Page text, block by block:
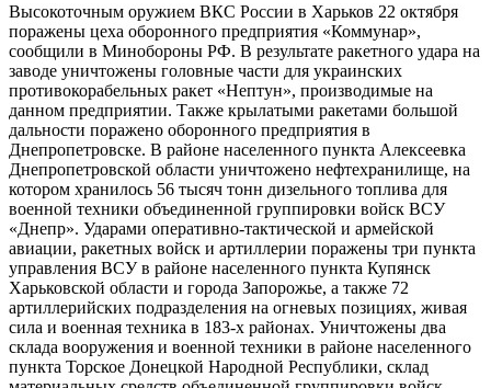
Высокоточным оружием ВКС России в Харьков 22 октября
поражены цеха оборонного предприятия «Коммунар»,
сообщили в Минобороны РФ. В результате ракетного удара на
заводе уничтожены головные части для украинских
противокорабельных ракет «Нептун», производимые на
данном предприятии. Также крылатыми ракетами большой
дальности поражено оборонного предприятия в
Днепропетровске. В районе населенного пункта Алексеевка
Днепропетровской области уничтожено нефтехранилище, на
котором хранилось 56 тысяч тонн дизельного топлива для
военной техники объединенной группировки войск ВСУ
«Днепр». Ударами оперативно-​тактической и армейской
авиации, ракетных войск и артиллерии поражены три пункта
управления ВСУ в районе населенного пункта Купянск
Харьковской области и города Запорожье, а также 72
артиллерийских подразделения на огневых позициях, живая
сила и военная техника в 183-х районах. Уничтожены два
склада вооружения и военной техники в районе населенного
пункта Торское Донецкой Народной Республики, склад